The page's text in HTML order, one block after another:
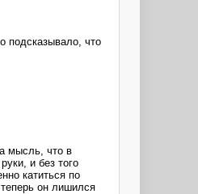
подсказывало, что
мысль, что в
и без того
катиться по
он лишился